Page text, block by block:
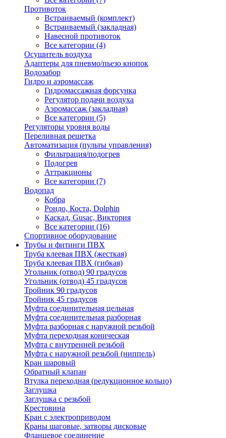
Противоток
Встраиваемый (комплект)
Встраиваемый (закладная)
Навесной противоток
Все категории (4)
Осушитель воздуха
Адаптеры для пневмо/пьезо кнопок
Водозабор
Гидро и аэромассаж
Гидромассажная форсунка
Регулятор подачи воздуха
Аэромассаж (закладная)
Все категории (5)
Регуляторы уровня воды
Переливная решетка
Автоматизация (пульты управления)
Фильтрация/подогрев
Подогрев
Аттракционы
Все категории (7)
Водопад
Кобра
Рондо, Коста, Dolphin
Каскад, Gusac, Виктория
Все категории (16)
Спортивное оборудование
Трубы и фитинги ПВХ
Труба клеевая ПВХ (жесткая)
Труба клеевая ПВХ (гибкая)
Угольник (отвод) 90 градусов
Угольник (отвод) 45 градусов
Тройник 90 градусов
Тройник 45 градусов
Муфта соединительная цельная
Муфта соединительная разборная
Муфта разборная с наружной резьбой
Муфта переходная коническая
Муфта с внутренней резьбой
Муфта с наружной резьбой (ниппель)
Кран шаровый
Обратный клапан
Втулка переходная (редукционное кольцо)
Заглушка
Заглушка с резьбой
Крестовина
Кран с электроприводом
Краны шаговые, затворы дисковые
Фланцевое соединение